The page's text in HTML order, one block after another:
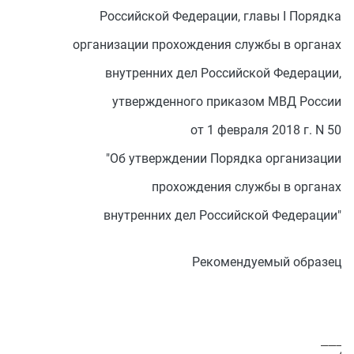
Российской Федерации, главы I Порядка
организации прохождения службы в органах
внутренних дел Российской Федерации,
утвержденного приказом МВД России
от 1 февраля 2018 г. N 50
"Об утверждении Порядка организации
прохождения службы в органах
внутренних дел Российской Федерации"
Рекомендуемый образец